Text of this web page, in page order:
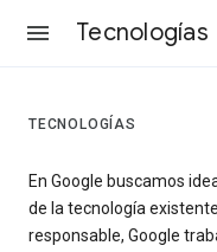
Tecnologías
TECNOLOGÍAS
En Google buscamos
de la tecnología
responsable, Google